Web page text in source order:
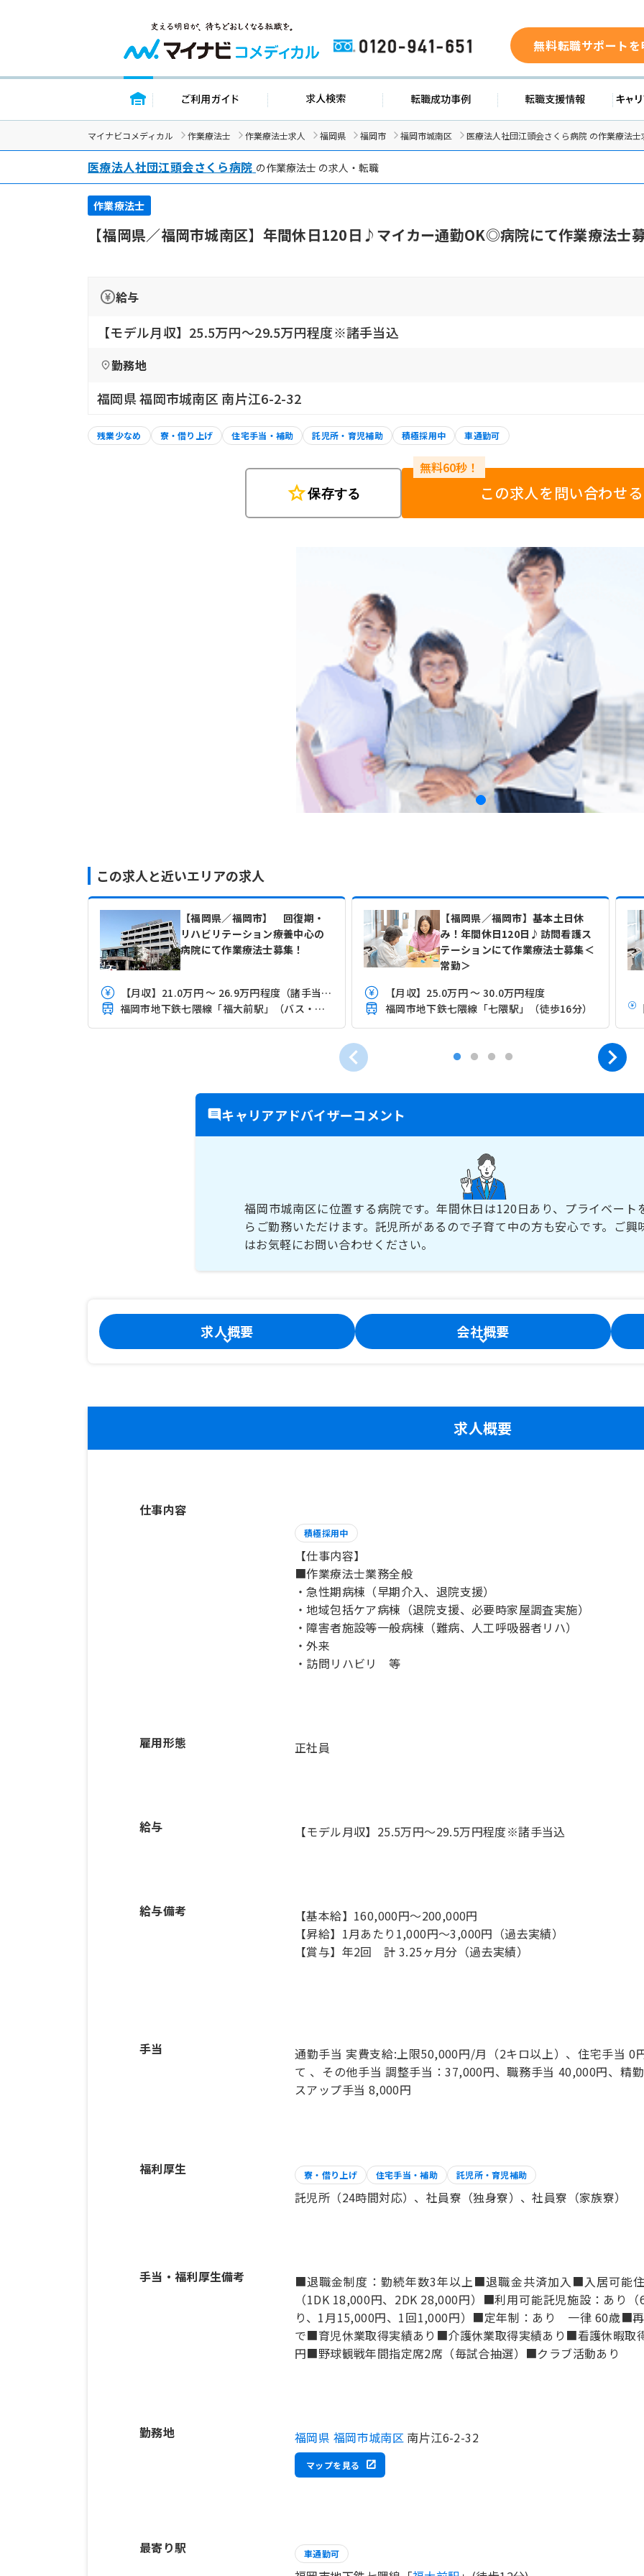
0120-941-651 無料転職サポート
トップページ ご利用ガイド 求人検索 転職成功事例 転職支援
マイナビコメディカル 作業療法士 作業療法士求人 福岡県 福岡市 福岡市城南区 医療法人社団江頭会さくら病院 の作業療法士
医療法人社団江頭会さくら病院 の作業療法士 の求人・転職
作業療法士
【福岡県／福岡市城南区】年間休日120日♪マイカー通勤OK◎病院にて作業療法士
給与
【モデル月収】25.5万円〜29.5万円程度※諸手当込
勤務地
福岡県 福岡市城南区 南片江6-2-32
残業少なめ 寮・借り上げ 住宅手当・補助 託児所・育児補助 積極採用中 車通勤可
star保存する この求人を問い合わせる
この求人と近いエリアの求人
【福岡県／福岡市】 回復期・
リハビリテーション療養中心の
病院にて作業療法士募集！
【月収】21.0万円 ～ 26.9万円程度（諸手当込）
福岡市地下鉄七隈線「福大前駅」（バス・車7分）
【福岡県／福岡市】基本土日休
み！年間休日120日♪訪問看護ス
テーションにて作業療法士募集＜
常勤＞
【月収】25.0万円 ～ 30.0万円程度
福岡市地下鉄七隈線「七隈駅」（徒歩16分）
キャリアアドバイザーコメント
福岡市城南区に位置する病院です。年間休日は120日あり、プライベート
らご勤務いただけます。託児所があるので子育て中の方も安心です。ご興
はお気軽にお問い合わせください。
求人概要 会社概要
求人概要
仕事内容
積極採用中
【仕事内容】
■作業療法士業務全般
・急性期病棟（早期介入、退院支援）
・地域包括ケア病棟（退院支援、必要時家屋調査実施）
・障害者施設等一般病棟（難病、人工呼吸器者リハ）
・外来
・訪問リハビリ 等
雇用形態 正社員
給与 【モデル月収】25.5万円〜29.5万円程度※諸手当込
給与備考
【基本給】160,000円～200,000円
【昇給】1月あたり1,000円～3,000円（過去実績）
【賞与】年2回 計 3.25ヶ月分（過去実績）
手当
通勤手当 実費支給:上限50,000円/月（2キロ以上）、住宅手当 0
て 、その他手当 調整手当：37,000円、職務手当 40,000円、精
スアップ手当 8,000円
福利厚生 寮・借り上げ 住宅手当・補助 託児所・育児補助
託児所（24時間対応）、社員寮（独身寮）、社員寮（家族寮）
手当・福利厚生備考
■退職金制度：勤続年数3年以上■退職金共済加入■入居可能
（1DK 18,000円、2DK 28,000円）■利用可能託児施設：あり
り、1月15,000円、1回1,000円）■定年制：あり 一律 60歳■
で■育児休業取得実績あり■介護休業取得実績あり■看護休暇取
円■野球観戦年間指定席2席（毎試合抽選）■クラブ活動あり
勤務地 福岡県 福岡市城南区 南片江6-2-32
マップを見る
最寄り駅 車通勤可